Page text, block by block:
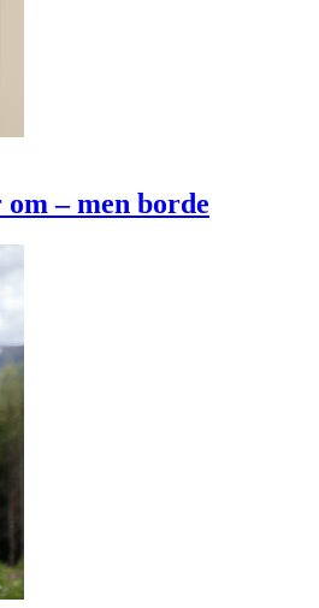
– men borde